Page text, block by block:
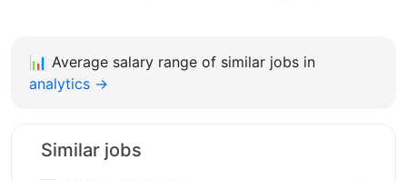
📊 Average salary range of similar jobs in
analytics →
Similar jobs